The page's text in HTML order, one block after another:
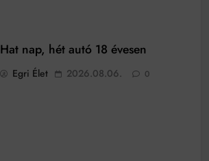
Hat nap, hét autó 18 évesen
Egri Élet 2026.08.06. 0